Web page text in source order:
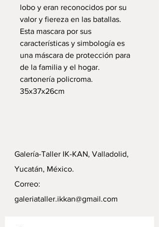
lobo y eran reconocidos por su
valor y fiereza en las batallas.
Esta mascara por sus
características y simbología es
una máscara de protección para
de la familia y el hogar.
cartonería policroma.
35x37x26cm
Galería-Taller IK-KAN, Valladolid,
Yucatán, México.
Correo:
galeriataller.ikkan@gmail.com